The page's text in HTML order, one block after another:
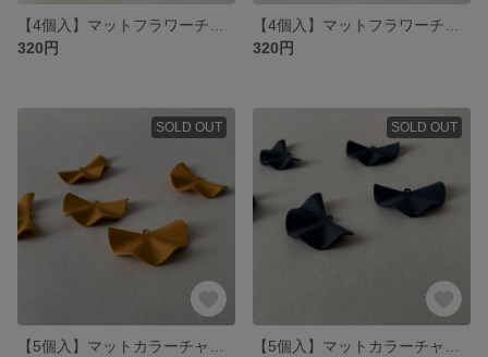
320円
320円
SOLD OUT SOLD OUT